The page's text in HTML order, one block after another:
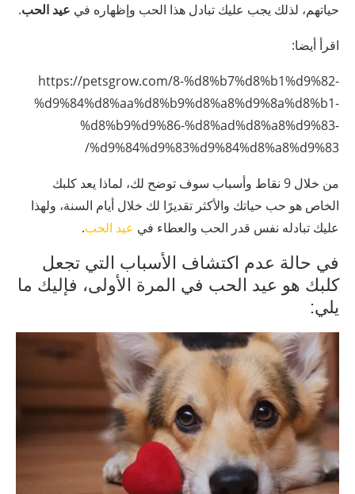
حياتهم، لذلك يجب عليك تبادل هذا الحب وإظهاره في عيد الحب.
اقرأ أيضا:
https://petsgrow.com/8-%d8%b7%d8%b1%d9%82-
%d9%84%d8%aa%d8%b9%d8%a8%d9%8a%d8%b1-
%d8%b9%d9%86-%d8%ad%d8%a8%d9%83-
%d9%84%d9%83%d9%84%d8%a8%d9%83/
من خلال 9 نقاط وأسباب سوف توضح لك، لماذا يعد كلبك
الخاص هو حب حياتك والأكثر تقديرًا لك خلال أيام السنة، ولهذا
عليك تبادله نفس قدر الحب والعطاء في عيد الحب.
في حالة عدم اكتشاف الأسباب التي تجعل
كلبك هو عيد الحب في المرة الأولى، فإليك ما
يلي: